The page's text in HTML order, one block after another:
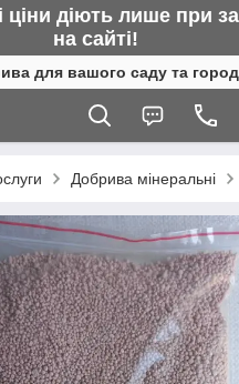
діють лише при
на сайті!
для вашого саду та
Добрива мінеральні